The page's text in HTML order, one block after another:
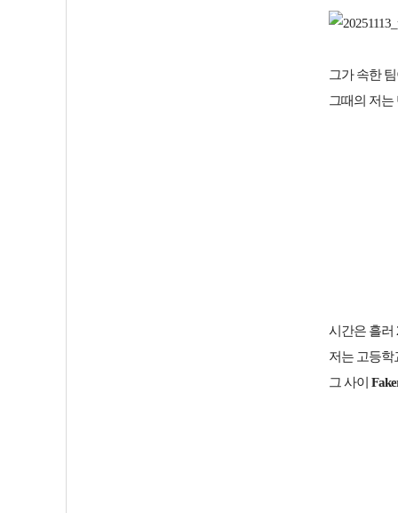
그가 속한
그때의 저는
시간은 흘러
저는 고등학
그 사이